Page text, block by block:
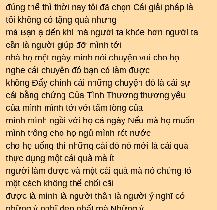
đúng thế thì thời nay tôi đã chọn Cái giải pháp là
tôi không có tặng quà nhưng
mà Bạn ạ đến khi mà người ta khỏe hơn người ta
cần là người giúp đỡ mình tới
nhà họ một ngày mình nói chuyện vui cho họ
nghe cái chuyện đó bạn có làm được
không Đấy chính cái những chuyện đó là cái sự
cái bằng chứng Của Tình Thương thương yêu
của mình mình tới với tấm lòng của
mình mình ngồi với họ cả ngày Nếu mà họ muốn
mình trông cho họ ngủ mình rót nước
cho họ uống thì những cái đó nó mới là cái quà
thực dụng một cái quà mà ít
người làm được và một cái quà mà nó chứng tỏ
một cách không thể chối cãi
được là mình là người thân là người ý nghĩ có